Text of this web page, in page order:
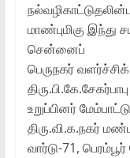
மாண்புமிகு
சென்னைப்
பெருநகர்
உறுப்பினர்
திரு.வி.க.நகர்
வார்டு-71,